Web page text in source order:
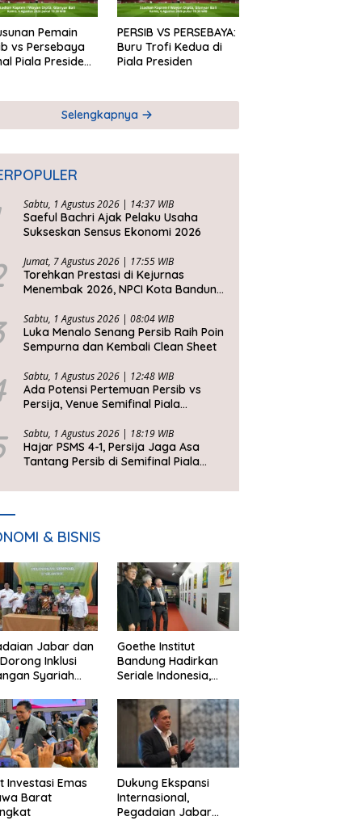
Pemain
vs Persebaya
Piala Presiden
PERSIB VS PERSEBAYA:
Buru Trofi Kedua di
Piala Presiden
Selengkapnya
Sabtu, 1 Agustus 2026 | 14:37 WIB
Saeful Bachri Ajak Pelaku Usaha
Sukseskan Sensus Ekonomi 2026
Jumat, 7 Agustus 2026 | 17:55 WIB
Torehkan Prestasi di Kejurnas
Menembak 2026, NPCI Kota Bandung
Sabtu, 1 Agustus 2026 | 08:04 WIB
Luka Menalo Senang Persib Raih Poin
Sempurna dan Kembali Clean Sheet
Sabtu, 1 Agustus 2026 | 12:48 WIB
Ada Potensi Pertemuan Persib vs
Persija, Venue Semifinal Piala
Sabtu, 1 Agustus 2026 | 18:19 WIB
Hajar PSMS 4-1, Persija Jaga Asa
Tantang Persib di Semifinal Piala
& BISNIS
Jabar dan
Dorong Inklusi
Syariah
Goethe Institut
Bandung Hadirkan
Seriale Indonesia,
Global Industri Serial
Investasi Emas
Barat
Dukung Ekspansi
Internasional,
Pegadaian Jabar